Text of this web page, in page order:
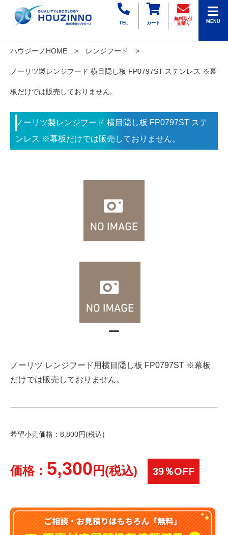
TEL カート
無料取付
見積り
MENU
ハウジーノHOME レンジフード
ノーリツ製レンジフード 横目隠し板 FP0797ST ステンレス ※幕
板だけでは販売しておりません。
ノーリツ製レンジフード 横目隠し板 FP0797ST ステ
ンレス ※幕板だけでは販売しておりません。
ノーリツ レンジフード用横目隠し板 FP0797ST ※幕板
だけでは販売しておりません。
希望小売価格：8,800円(税込)
価格： 5,300 円(税込) 39％OFF